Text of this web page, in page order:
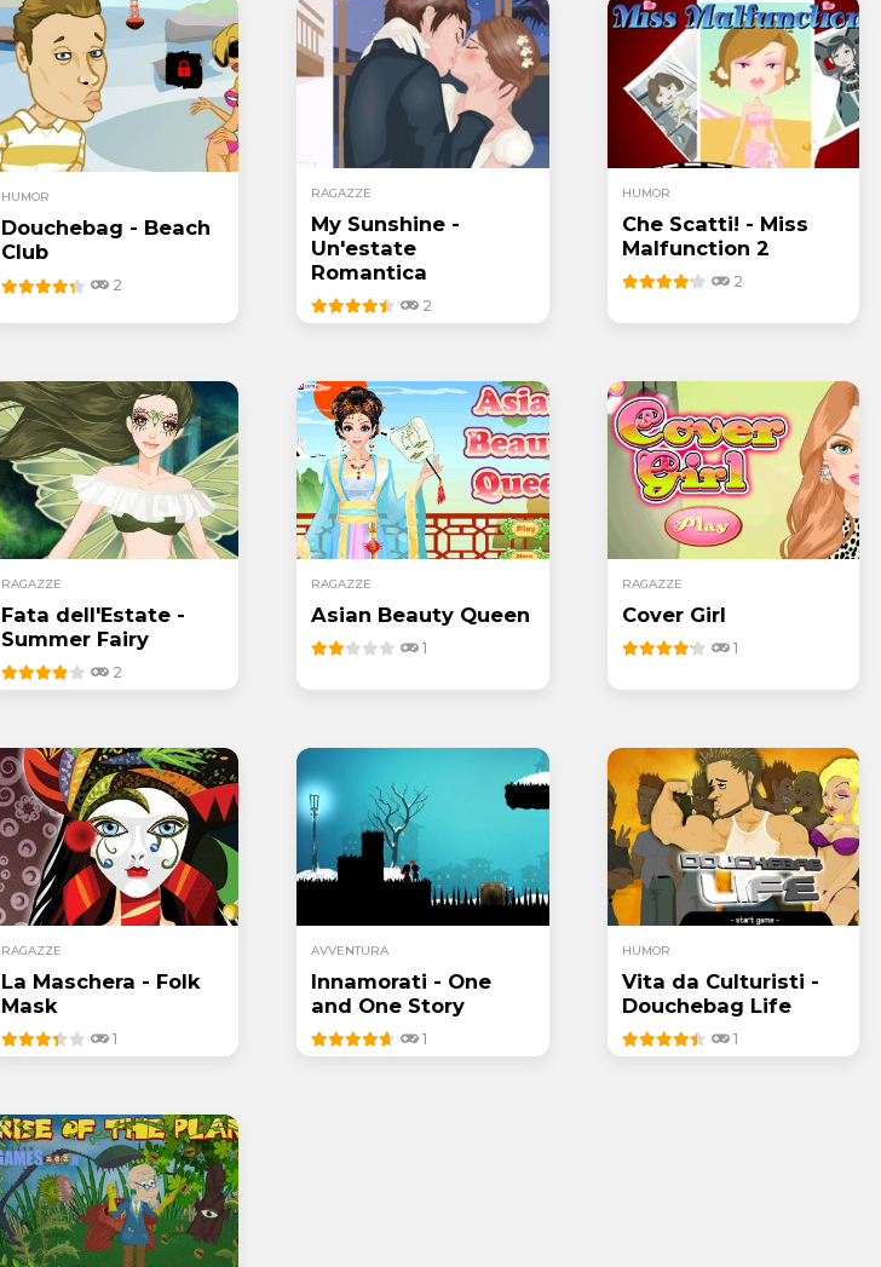
HUMOR
Douchebag - Beach
Club
2
RAGAZZE
My Sunshine -
Un'estate
Romantica
2
HUMOR
Che Scatti! - Miss
Malfunction 2
2
RAGAZZE
Fata dell'Estate -
Summer Fairy
2
RAGAZZE
Asian Beauty Queen
1
RAGAZZE
Cover Girl
1
RAGAZZE
La Maschera - Folk
Mask
1
AVVENTURA
Innamorati - One
and One Story
1
HUMOR
Vita da Culturisti -
Douchebag Life
1